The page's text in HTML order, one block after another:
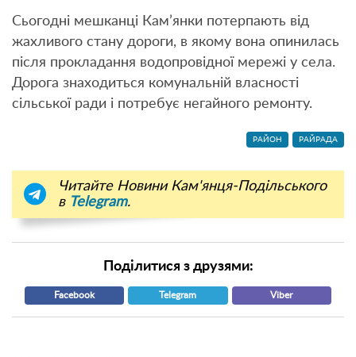
Сьогодні мешканці Кам’янки потерпають від
жахливого стану дороги, в якому вона опинилась
після прокладання водопровідної мережі у села.
Дорога знаходиться комунальній власності
сільської ради і потребує негайного ремонту.
РАЙОН РАЙРАДА
Читайте Новини Кам'янця-Подільського
в Telegram.
Поділитися з друзями:
Facebook Telegram Viber